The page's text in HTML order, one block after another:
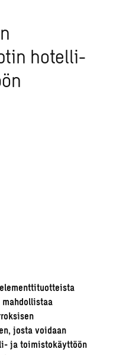
hotelli-
josta voidaan
ja toimistokäyttöön